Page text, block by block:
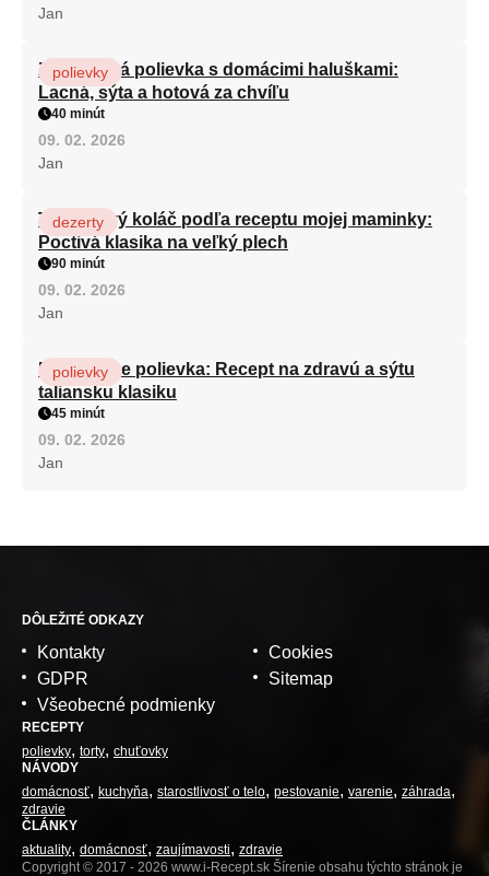
Jan
Zeleninová polievka s domácimi haluškami:
Lacná, sýta a hotová za chvíľu
polievky
40 minút
09. 02. 2026
Jan
Tvarohový koláč podľa receptu mojej maminky:
Poctivá klasika na veľký plech
dezerty
90 minút
09. 02. 2026
Jan
Minestrone polievka: Recept na zdravú a sýtu
taliansku klasiku
polievky
45 minút
09. 02. 2026
Jan
DÔLEŽITÉ ODKAZY
Kontakty
GDPR
Všeobecné podmienky
Cookies
Sitemap
RECEPTY
polievky torty chuťovky
NÁVODY
domácnosť kuchyňa starostlivosť o telo pestovanie varenie
záhrada
zdravie
ČLÁNKY
aktuality domácnosť zaujímavosti
zdravie
Copyright © 2017 - 2026 www.i-Recept.sk Šírenie obsahu týchto stránok je